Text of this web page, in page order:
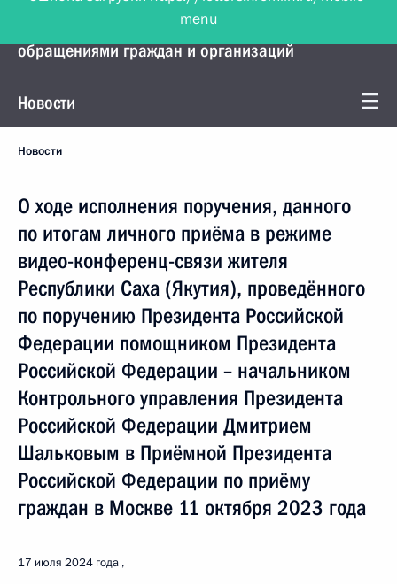
Управление Президента по работе с
обращениями граждан и организаций
Новости
Новости
О ходе исполнения поручения, данного
по итогам личного приёма в режиме
видео-конференц-связи жителя
Республики Саха (Якутия), проведённого
по поручению Президента Российской
Федерации помощником Президента
Российской Федерации – начальником
Контрольного управления Президента
Российской Федерации Дмитрием
Шальковым в Приёмной Президента
Российской Федерации по приёму
граждан в Москве 11 октября 2023 года
17 июля 2024 года
menu